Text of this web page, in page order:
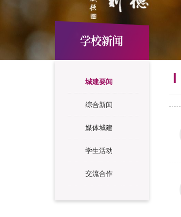
学校新闻
城建要闻
综合新闻
媒体城建
学生活动
交流合作